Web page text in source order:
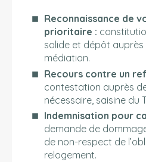
Reconnaissance de
prioritaire :
solide et dépôt
médiation.
Recours contre un
contestation auprès
nécessaire, saisine du
Indemnisation pour
demande de
de non-respect de
relogement.